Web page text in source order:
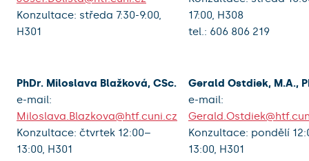
Konzultace: středa 7:30-9:00,
H301
17:00, H308
tel.: 606 806 219
PhDr. Miloslava Blažková, CSc.
e-mail:
Miloslava.Blazkova@htf.cuni.cz
Konzultace: čtvrtek 12:00–
13:00, H301
Gerald Ostdiek, M.A.,
e-mail:
Konzultace: pondělí
13:00, H301